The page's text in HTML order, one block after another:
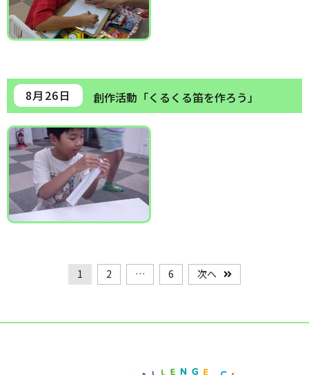
8月26日 創作活動「くるくる笛を作ろう」
1 2 … 6 次へ